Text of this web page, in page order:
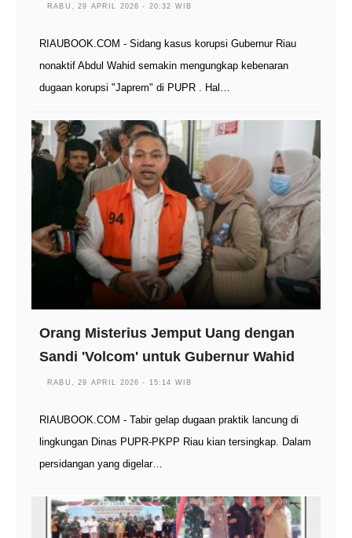
RABU, 29 APRIL 2026 - 20:32 WIB
RIAUBOOK.COM - Sidang kasus korupsi Gubernur Riau
nonaktif Abdul Wahid semakin mengungkap kebenaran
dugaan korupsi "Japrem" di PUPR . Hal…
Orang Misterius Jemput Uang dengan
Sandi 'Volcom' untuk Gubernur Wahid
RABU, 29 APRIL 2026 - 15:14 WIB
RIAUBOOK.COM - Tabir gelap dugaan praktik lancung di
lingkungan Dinas PUPR-PKPP Riau kian tersingkap. Dalam
persidangan yang digelar…